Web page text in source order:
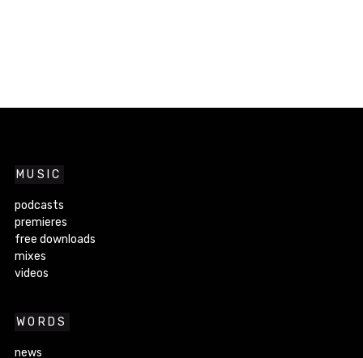
MUSIC
podcasts
premieres
free downloads
mixes
videos
WORDS
news